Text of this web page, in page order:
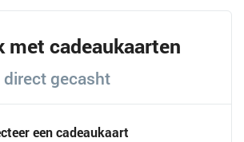
met cadeaukaarten
direct gecasht
een cadeaukaart